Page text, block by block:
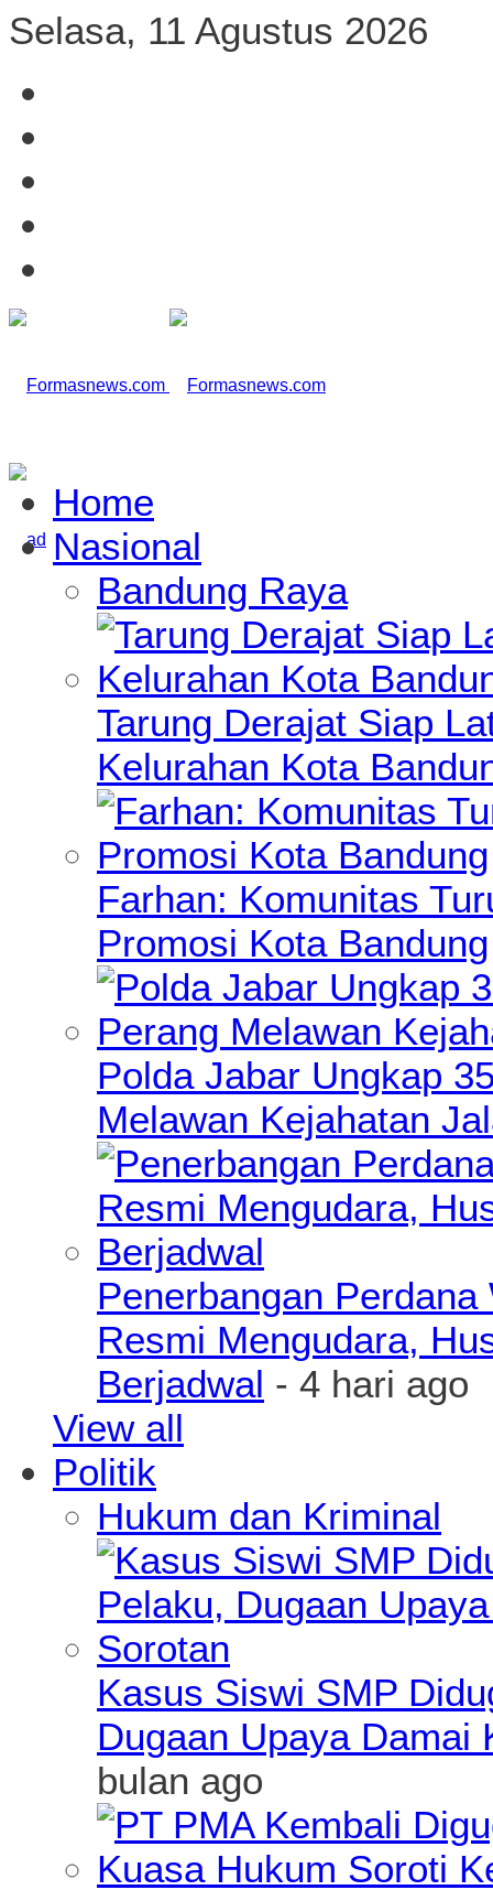
Selasa, 11 Agustus 2026
Home
Nasional
Bandung Raya
Tarung Derajat Siap
Kelurahan Kota
Farhan: Komunitas
Promosi Kota Bandung
Polda Jabar Ungkap
Melawan Kejahatan
Penerbangan
Resmi Mengudara,
Berjadwal - 4 hari ago
View all
Politik
Hukum dan Kriminal
Kasus Siswi SMP
Dugaan Upaya Damai
bulan ago